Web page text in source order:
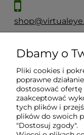
Moje konto
Płatności i
Informacje
Dbamy o
Pliki cookies i
poprawne
dostosować ofertę
zaakceptować
tych plików i
plików do swoich
"Dostosuj zgody".